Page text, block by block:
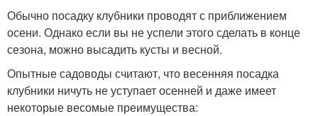
Обычно посадку клубники проводят с приближением
осени. Однако если вы не успели этого сделать в конце
сезона, можно высадить кусты и весной.
Опытные садоводы считают, что весенняя посадка
клубники ничуть не уступает осенней и даже имеет
некоторые весомые преимущества: